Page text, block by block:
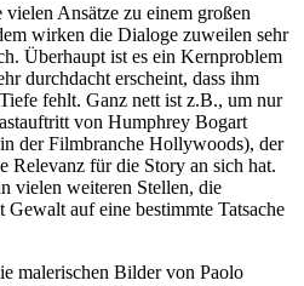
vielen Ansätze zu einem großen
wirken die Dialoge zuweilen sehr
Überhaupt ist es ein Kernproblem
durchdacht erscheint, dass ihm
fehlt. Ganz nett ist z.B., um nur
von Humphrey Bogart
der Filmbranche Hollywoods), der
Relevanz für die Story an sich hat.
vielen weiteren Stellen, die
auf eine bestimmte Tatsache
malerischen Bilder von Paolo